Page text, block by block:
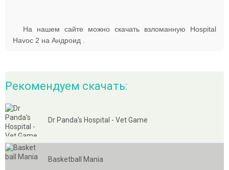
На нашем сайте можно скачать взломанную Hospital
Havoc 2 на Андроид .
Рекомендуем скачать:
Dr Panda's Hospital - Vet Game
Basketball Mania